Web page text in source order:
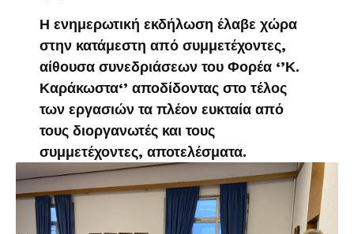
Η ενημερωτική εκδήλωση έλαβε χώρα
στην κατάμεστη από συμμετέχοντες,
αίθουσα συνεδριάσεων του Φορέα ‘’Κ.
Καράκωστα‘’ αποδίδοντας στο τέλος
των εργασιών τα πλέον ευκταία από
τους διοργανωτές και τους
συμμετέχοντες, αποτελέσματα.